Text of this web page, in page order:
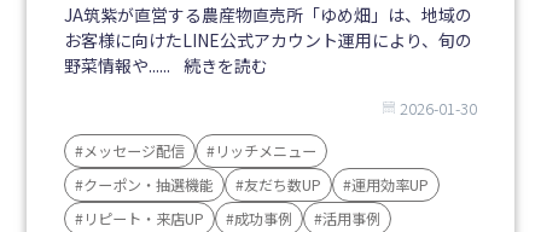
JA筑紫が直営する農産物直売所「ゆめ畑」は、地域の
お客様に向けたLINE公式アカウント運用により、旬の
野菜情報や...... 続きを読む
2026-01-30
#メッセージ配信
#リッチメニュー
#クーポン・抽選機能
#友だち数UP
#運用効率UP
#リピート・来店UP
#成功事例 #活用事例